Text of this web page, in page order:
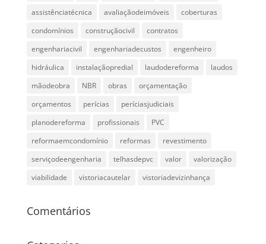
assistênciatécnica
avaliaçãodeimóveis
coberturas
condomínios
construçãocivil
contratos
engenhariacivil
engenhariadecustos
engenheiro
hidráulica
instalaçãopredial laudodereforma
laudos
mãodeobra
NBR obras
orçamentação
orçamentos
perícias
períciasjudiciais
planodereforma
profissionais
PVC
reformaemcondomínio
reformas
revestimento
serviçodeengenharia
telhasdepvc valor
valorização
viabilidade
vistoriacautelar vistoriadevizinhança
Comentários